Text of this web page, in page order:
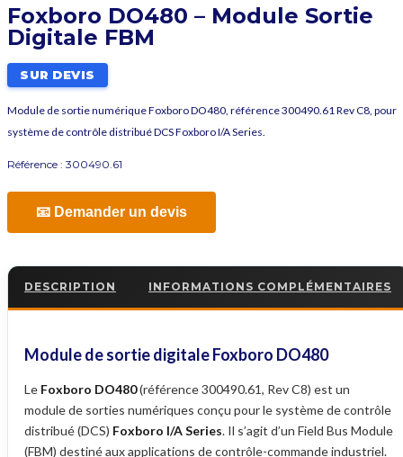
Foxboro DO480 – Module Sortie
Digitale FBM
SUR DEVIS
Module de sortie numérique Foxboro DO480, référence 300490.61 Rev C8, pour
système de contrôle distribué DCS Foxboro I/A Series.
Référence : 300490.61
📧 Demander un devis
DESCRIPTION INFORMATIONS COMPLÉMENTAIRES
Module de sortie digitale Foxboro DO480
Le Foxboro DO480(référence 300490.61, Rev C8) est un
module de sorties numériques conçu pour le système de contrôle
distribué (DCS) Foxboro I/A Series. Il s’agit d’un Field Bus Module
(FBM) destiné aux applications de contrôle-commande industriel.